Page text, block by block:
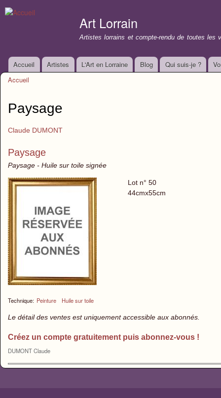
Art Lorrain
Artistes lorrains et compte-rendu de toutes les
Menu principal
Accueil Artistes L'Art en Lorraine Blog Qui suis-je ?
Accueil
Paysage
Claude DUMONT
Paysage
Paysage - Huile sur toile signée
Technique: Peinture Huile sur toile
Lot n° 50
44cmx55cm
Le détail des ventes est uniquement accessible aux abonnés.
Créez un compte gratuitement puis abonnez-vous !
DUMONT Claude